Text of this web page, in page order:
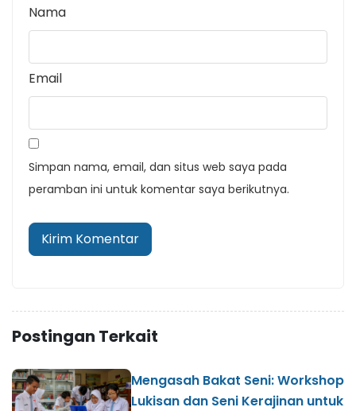
Nama
Email
Simpan nama, email, dan situs web saya pada
peramban ini untuk komentar saya berikutnya.
Postingan Terkait
Mengasah Bakat Seni: Workshop
Lukisan dan Seni Kerajinan untuk